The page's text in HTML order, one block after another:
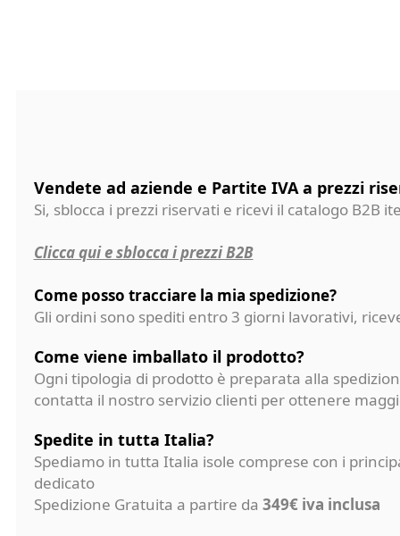
Vendete ad aziende e Partite IVA a prezzi
Si, sblocca i prezzi riservati e ricevi il catalogo B2B
Clicca qui e sblocca i prezzi B2B
Come posso tracciare la mia spedizione?
Gli ordini sono spediti entro 3 giorni lavorativi,
Come viene imballato il prodotto?
Ogni tipologia di prodotto è preparata alla
contatta il nostro servizio clienti per ottenere
Spedite in tutta Italia?
Spediamo in tutta Italia isole comprese con i
dedicato
Spedizione Gratuita a partire da 349€ iva inclusa